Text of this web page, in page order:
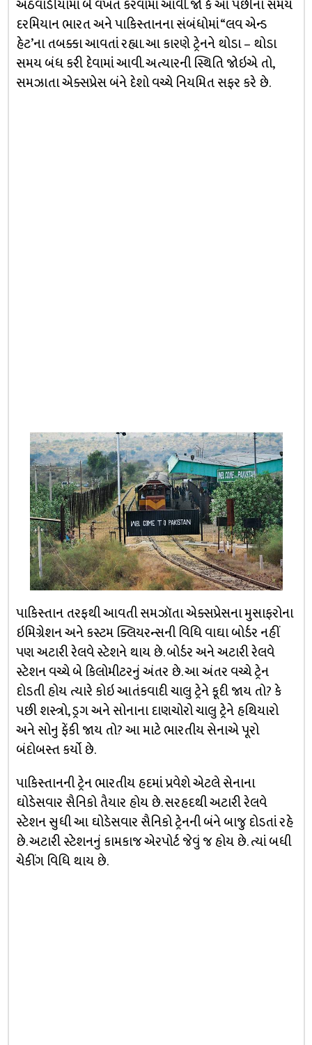
અઠવાડીયામાં બે વખત કરવામાં આવી. જો કે આ પછીના સમય
દરમિયાન ભારત અને પાકિસ્તાનના સંબંધોમાં “લવ એન્ડ
હેટ’ના તબક્કા આવતાં રહ્યા. આ કારણે ટ્રેનને થોડા – થોડા
સમય બંધ કરી દેવામાં આવી. અત્યારની સ્થિતિ જોઇએ તો,
સમઝાતા એક્સપ્રેસ બંને દેશો વચ્ચે નિયમિત સફર કરે છે.
પાકિસ્તાન તરફથી આવતી સમઝૉતા એક્સપ્રેસના મુસાફરોના
ઇમિગ્રેશન અને કસ્ટમ ક્લિયરન્સની વિધિ વાઘા બોર્ડર નહીં
પણ અટારી રેલવે સ્ટેશને થાય છે. બોર્ડર અને અટારી રેલવે
સ્ટેશન વચ્ચે બે કિલોમીટરનું અંતર છે. આ અંતર વચ્ચે ટ્રેન
દોડતી હોય ત્યારે કોઇ આતંકવાદી ચાલુ ટ્રેને કૂદી જાય તો? કે
પછી શસ્ત્રો, ડ્રગ અને સોનાના દાણચોરો ચાલુ ટ્રેને હથિયારો
અને સોનુ ફેંકી જાય તો? આ માટે ભારતીય સેનાએ પૂરો
બંદોબસ્ત કર્યોછે.
પાકિસ્તાનની ટ્રેન ભારતીય હદમાં પ્રવેશે એટલે સેનાના
ઘોડેસવાર સૈનિકો તૈયાર હોય છે. સરહદથી અટારી રેલવે
સ્ટેશન સુધી આ ઘોડેસવાર સૈનિકો ટ્રેનની બંને બાજુ દોડતાં રહે
છે. અટારી સ્ટેશનનું કામકાજ એરપોર્ટ જેવું જ હોય છે. ત્યાં બધી
ચેકીંગ વિધિ થાય છે.